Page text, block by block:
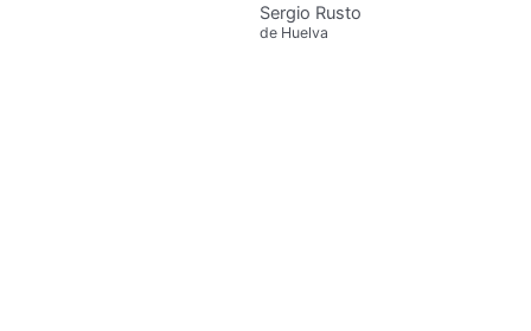
Sergio Rusto
de Huelva